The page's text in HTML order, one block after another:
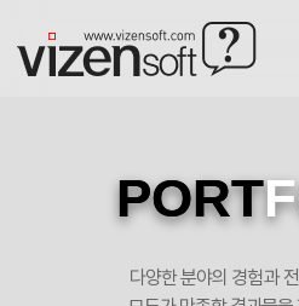
PORT
다양한 분야의 경험과